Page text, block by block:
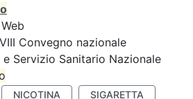
Convegno nazionale
e Servizio Sanitario Nazionale
NICOTINA SIGARETTA